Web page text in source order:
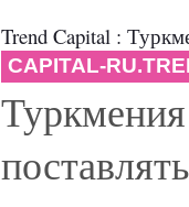
Trend Capital : Туркмения
CAPITAL-